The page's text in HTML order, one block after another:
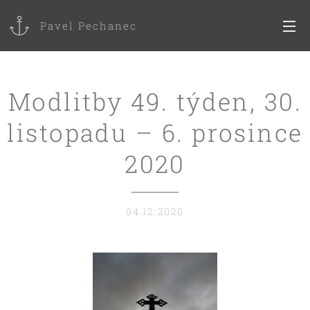
Pavel Pechanec
Modlitby 49. týden, 30.
listopadu – 6. prosince
2020
04.12.2020